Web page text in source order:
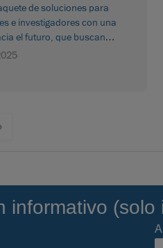
de soluciones para
e investigadores con una
el futuro, que buscan
e impulsar la